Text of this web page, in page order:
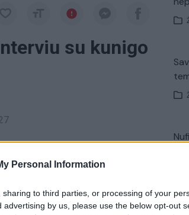
Personal Information
to third parties, or processing of your
by us, please use the below opt-out
su kunigo
kiekvieną ketvirtadienį
Žmogžudystė
V.